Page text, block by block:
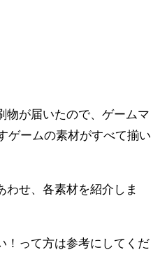
物が届いたので、ゲームマ
ゲームの素材がすべて揃い
わせ、各素材を紹介しま
！って方は参考にしてくだ